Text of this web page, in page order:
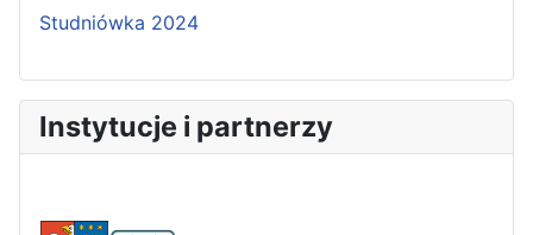
Studniówka 2024
Instytucje i partnerzy